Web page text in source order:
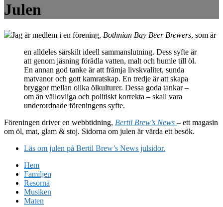
Julen
Jag är medlem i en förening, Bothnian Bay Beer Brewers, som är
en alldeles särskilt ideell sammanslutning. Dess syfte är
att genom jäsning förädla vatten, malt och humle till öl.
En annan god tanke är att främja livskvalitet, sunda
matvanor och gott kamratskap. En tredje är att skapa
bryggor mellan olika ölkulturer. Dessa goda tankar –
om än vällovliga och politiskt korrekta – skall vara
underordnade föreningens syfte.
Föreningen driver en webbtidning, Bertil Brew’s News – ett magasin
om öl, mat, glam & stoj. Sidorna om julen är värda ett besök.
Läs om julen på Bertil Brew’s News julsidor.
Hem
Familjen
Resorna
Musiken
Maten